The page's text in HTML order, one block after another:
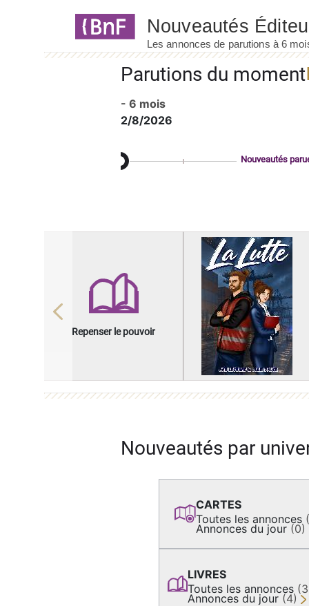
Parutions du moment
- 6 mois
2/8/2026
Nouveautés
Repenser le pouvoir
Previous
Nouveautés par
CARTES
Toutes les annonces
Annonces du jour (0)
LIVRES
Toutes les annonces
Annonces du jour (4)